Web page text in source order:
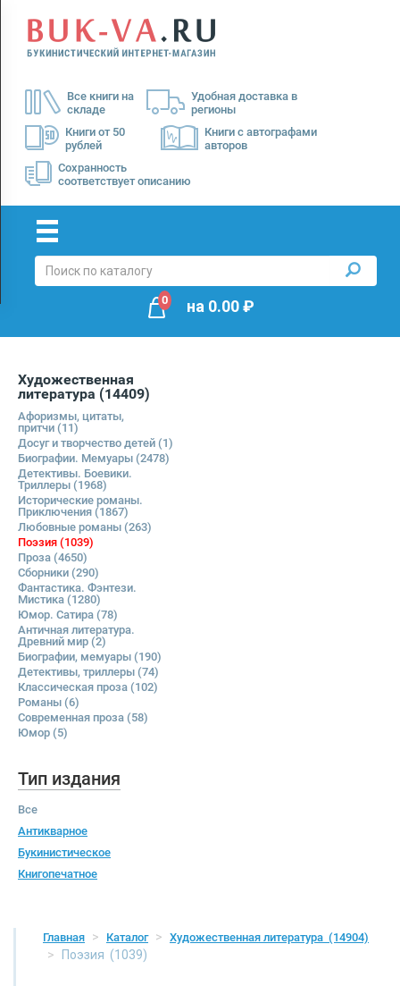
Все книги на
складе
Удобная доставка в
регионы
Книги от 50
рублей
Книги с автографами
авторов
Сохранность
соответствует описанию
Menu
Доставка
Оплата
0 на 0.00₽
Художественная
литература (14409)
Афоризмы, цитаты,
притчи (11)
Досуг и творчество детей (1)
Биографии. Мемуары (2478)
Детективы. Боевики.
Триллеры (1968)
Исторические романы.
Приключения (1867)
Любовные романы (263)
Поэзия (1039)
Проза (4650)
Сборники (290)
Фантастика. Фэнтези.
Мистика (1280)
Юмор. Сатира (78)
Античная литература.
Древний мир (2)
Биографии, мемуары (190)
Детективы, триллеры (74)
Классическая проза (102)
Романы (6)
Современная проза (58)
Юмор (5)
Тип издания
Все
Антикварное
Букинистическое
Книгопечатное
Главная Каталог Художественная литература (14904)
Поэзия (1039)